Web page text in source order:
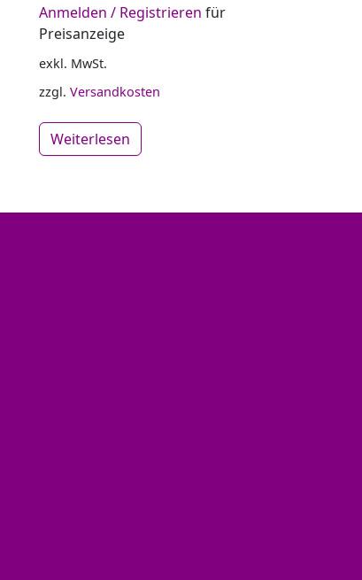
Anmelden / Registrieren für
Preisanzeige
exkl. MwSt.
zzgl.Versandkosten
Weiterlesen